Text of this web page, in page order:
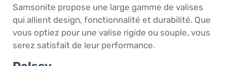
Samsonite propose une large gamme de valises
qui allient design, fonctionnalité et durabilité. Que
vous optiez pour une valise rigide ou souple, vous
serez satisfait de leur performance.